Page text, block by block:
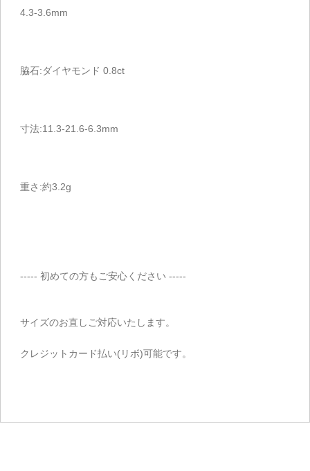
4.3-3.6mm
脇石:ダイヤモンド 0.8ct
寸法:11.3-21.6-6.3mm
重さ:約3.2g
----- 初めての方もご安心ください -----
サイズのお直しご対応いたします。
クレジットカード払い(リボ)可能です。